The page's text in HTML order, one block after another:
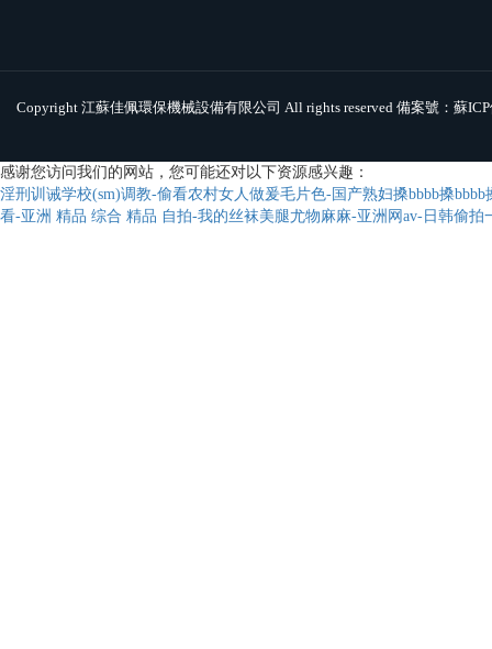
Copyright 江蘇佳佩環保機械設備有限公司 All rights reserved 備案號：蘇
感谢您访问我们的网站，您可能还对以下资源感兴趣：
淫刑训诫学校(sm)调教-偷看农村女人做爰毛片色-国产熟妇搡bbbb搡
看-亚洲 精品 综合 精品 自拍-我的丝袜美腿尤物麻麻-亚洲网av-日韩偷